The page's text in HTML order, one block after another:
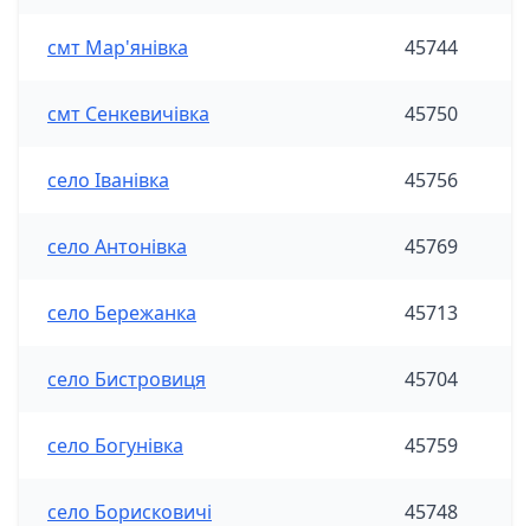
смт Мар'янівка 45744
смт Сенкевичівка 45750
село Іванівка 45756
село Антонівка 45769
село Бережанка 45713
село Бистровиця 45704
село Богунівка 45759
село Борисковичі 45748